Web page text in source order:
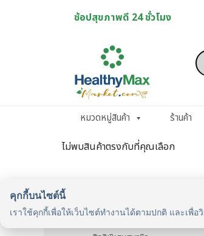
ช้อปสุขภาพดี 24 ชั่วโมง
หมวดหมู่สินค้า ร้านค้า
ไม่พบสินค้าตรงกับที่คุณเลือก
คุกกี้บนไซต์นี้
เราใช้คุกกี้เพื่อให้เว็บไซต์ทำงานได้ตามปกติ และเ